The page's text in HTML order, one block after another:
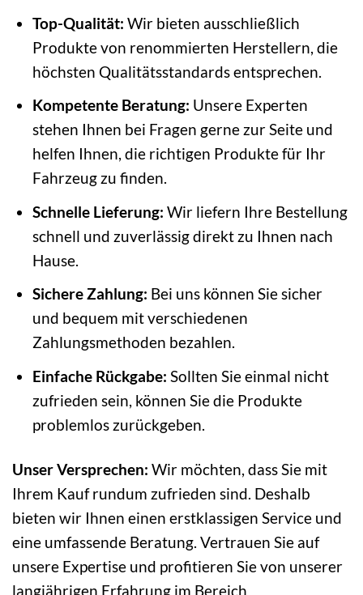
Top-Qualität: Wir bieten ausschließlich
Produkte von renommierten Herstellern, die
höchsten Qualitätsstandards entsprechen.
Kompetente Beratung: Unsere Experten
stehen Ihnen bei Fragen gerne zur Seite und
helfen Ihnen, die richtigen Produkte für Ihr
Fahrzeug zu finden.
Schnelle Lieferung: Wir liefern Ihre Bestellung
schnell und zuverlässig direkt zu Ihnen nach
Hause.
Sichere Zahlung: Bei uns können Sie sicher
und bequem mit verschiedenen
Zahlungsmethoden bezahlen.
Einfache Rückgabe: Sollten Sie einmal nicht
zufrieden sein, können Sie die Produkte
problemlos zurückgeben.
Unser Versprechen: Wir möchten, dass Sie mit
Ihrem Kauf rundum zufrieden sind. Deshalb
bieten wir Ihnen einen erstklassigen Service und
eine umfassende Beratung. Vertrauen Sie auf
unsere Expertise und profitieren Sie von unserer
langjährigen Erfahrung im Bereich